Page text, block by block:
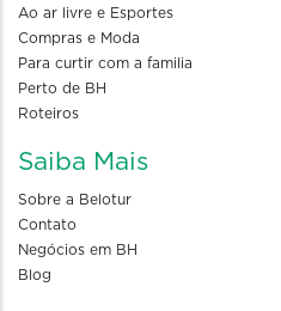
Ao ar livre e Esportes
Compras e Moda
Para curtir com a familia
Perto de BH
Roteiros
Saiba Mais
Sobre a Belotur
Contato
Negócios em BH
Blog